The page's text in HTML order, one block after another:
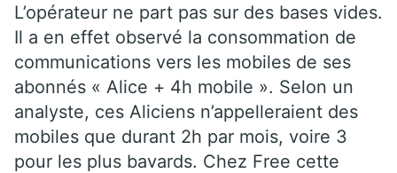
L’opérateur ne part pas sur des bases vides.
Il a en effet observé la consommation de
communications vers les mobiles de ses
abonnés « Alice + 4h mobile ». Selon un
analyste, ces Aliciens n’appelleraient des
mobiles que durant 2h par mois, voire 3
pour les plus bavards. Chez Free cette